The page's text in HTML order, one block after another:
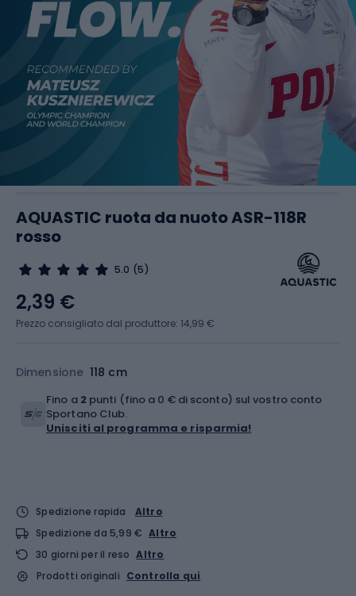
AQUASTIC ruota da nuoto ASR-118R
rosso
5.0 (5)
Dimensione 118 cm
2,39 €
Prezzo consigliato dal produttore: 14,99 €
Fino a 2 punti (fino a 0 € di sconto) sul vostro conto
Sportano Club.
Unisciti al programma e risparmia!
Spedizione rapida
Altro
Spedizione da 5,99 € Altro
30 giorni per il reso Altro
Prodotti originali Controlla qui